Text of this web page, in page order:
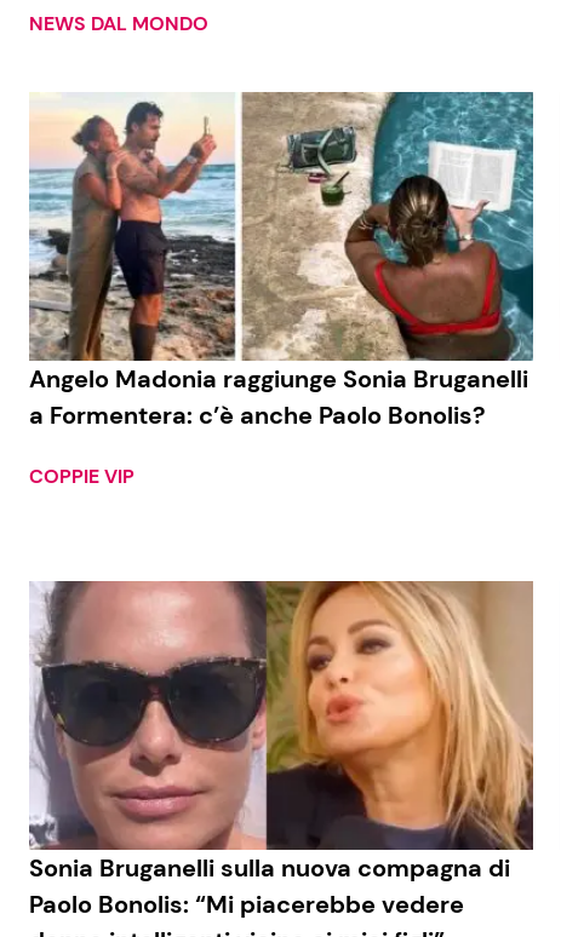
NEWS DAL MONDO
Angelo Madonia raggiunge Sonia Bruganelli
a Formentera: c’è anche Paolo Bonolis?
COPPIE VIP
Sonia Bruganelli sulla nuova compagna di
Paolo Bonolis: “Mi piacerebbe vedere